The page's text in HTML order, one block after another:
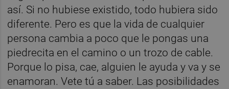
así. Si no hubiese existido, todo hubiera sido
diferente. Pero es que la vida de cualquier
persona cambia a poco que le pongas una
piedrecita en el camino o un trozo de cable.
Porque lo pisa, cae, alguien le ayuda y va y se
enamoran. Vete tú a saber. Las posibilidades